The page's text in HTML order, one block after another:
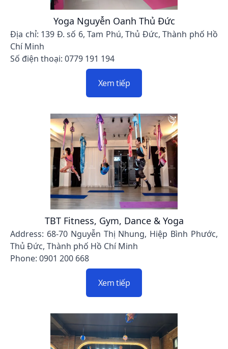
Yoga Nguyễn Oanh Thủ Đức
Địa chỉ: 139 Đ. số 6, Tam Phú, Thủ Đức, Thành phố Hồ
Chí Minh
Số điện thoại: 0779 191 194
Xem tiếp
TBT Fitness, Gym, Dance & Yoga
Address: 68-70 Nguyễn Thị Nhung, Hiệp Bình Phước,
Thủ Đức, Thành phố Hồ Chí Minh
Phone: 0901 200 668
Xem tiếp